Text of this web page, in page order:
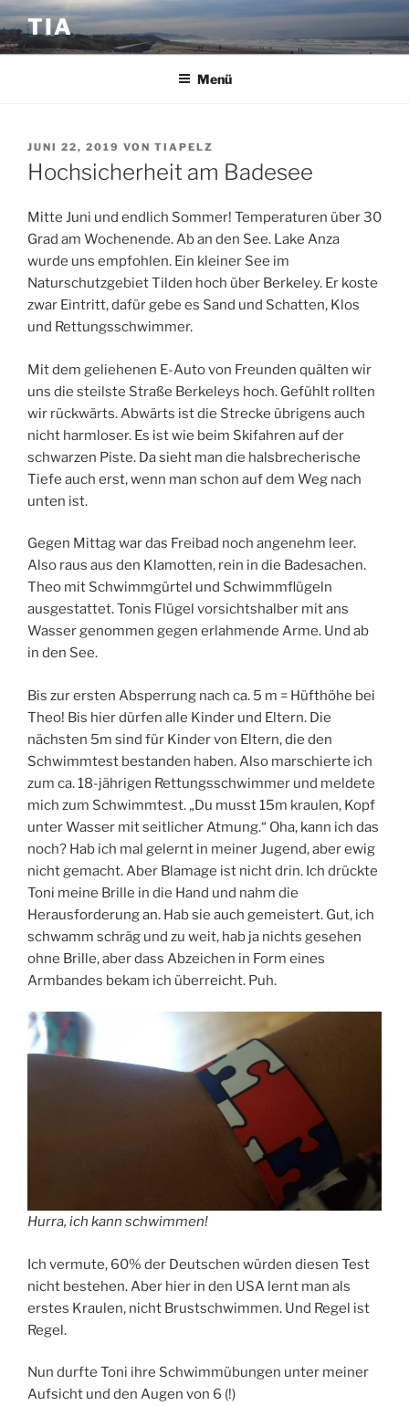
Zum
Inhalt
springen
TIA
Menü
VERÖFFENTLICHT
AM
JUNI 22, 2019 VON TIAPELZ
Hochsicherheit am Badesee
Mitte Juni und endlich Sommer! Temperaturen über 30
Grad am Wochenende. Ab an den See. Lake Anza
wurde uns empfohlen. Ein kleiner See im
Naturschutzgebiet Tilden hoch über Berkeley. Er koste
zwar Eintritt, dafür gebe es Sand und Schatten, Klos
und Rettungsschwimmer.
Mit dem geliehenen E-Auto von Freunden quälten wir
uns die steilste Straße Berkeleys hoch. Gefühlt rollten
wir rückwärts. Abwärts ist die Strecke übrigens auch
nicht harmloser. Es ist wie beim Skifahren auf der
schwarzen Piste. Da sieht man die halsbrecherische
Tiefe auch erst, wenn man schon auf dem Weg nach
unten ist.
Gegen Mittag war das Freibad noch angenehm leer.
Also raus aus den Klamotten, rein in die Badesachen.
Theo mit Schwimmgürtel und Schwimmflügeln
ausgestattet. Tonis Flügel vorsichtshalber mit ans
Wasser genommen gegen erlahmende Arme. Und ab
in den See.
Bis zur ersten Absperrung nach ca. 5 m = Hüfthöhe bei
Theo! Bis hier dürfen alle Kinder und Eltern. Die
nächsten 5m sind für Kinder von Eltern, die den
Schwimmtest bestanden haben. Also marschierte ich
zum ca. 18-jährigen Rettungsschwimmer und meldete
mich zum Schwimmtest. „Du musst 15m kraulen, Kopf
unter Wasser mit seitlicher Atmung.“ Oha, kann ich das
noch? Hab ich mal gelernt in meiner Jugend, aber ewig
nicht gemacht. Aber Blamage ist nicht drin. Ich drückte
Toni meine Brille in die Hand und nahm die
Herausforderung an. Hab sie auch gemeistert. Gut, ich
schwamm schräg und zu weit, hab ja nichts gesehen
ohne Brille, aber dass Abzeichen in Form eines
Armbandes bekam ich überreicht. Puh.
Hurra, ich kann schwimmen!
Ich vermute, 60% der Deutschen würden diesen Test
nicht bestehen. Aber hier in den USA lernt man als
erstes Kraulen, nicht Brustschwimmen. Und Regel ist
Regel.
Nun durfte Toni ihre Schwimmübungen unter meiner
Aufsicht und den Augen von 6 (!)